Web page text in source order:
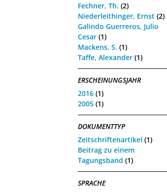
Fechner, Th. (2)
Niederleithinger, Ernst (2)
Galindo Guerreros, Julio
Cesar (1)
Mackens, S. (1)
Taffe, Alexander (1)
ERSCHEINUNGSJAHR
2016 (1)
2005 (1)
DOKUMENTTYP
Zeitschriftenartikel (1)
Beitrag zu einem
Tagungsband (1)
SPRACHE